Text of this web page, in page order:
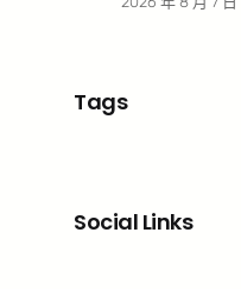
Tags
Social Links